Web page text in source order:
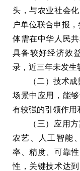
头，与农业社会
户单位联合申报
体需在中华人民
具备较好经济效
录，近三年未发生
（二）技术
场景中应用，能
有较强的引领作用
（三）应用
农艺、人工智能
率、精度、可靠
性，关键技术达